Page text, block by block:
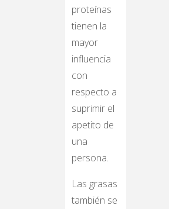
proteínas
tienen la
mayor
influencia
con
respecto a
suprimir el
apetito de
una
persona.
Las grasas
también se